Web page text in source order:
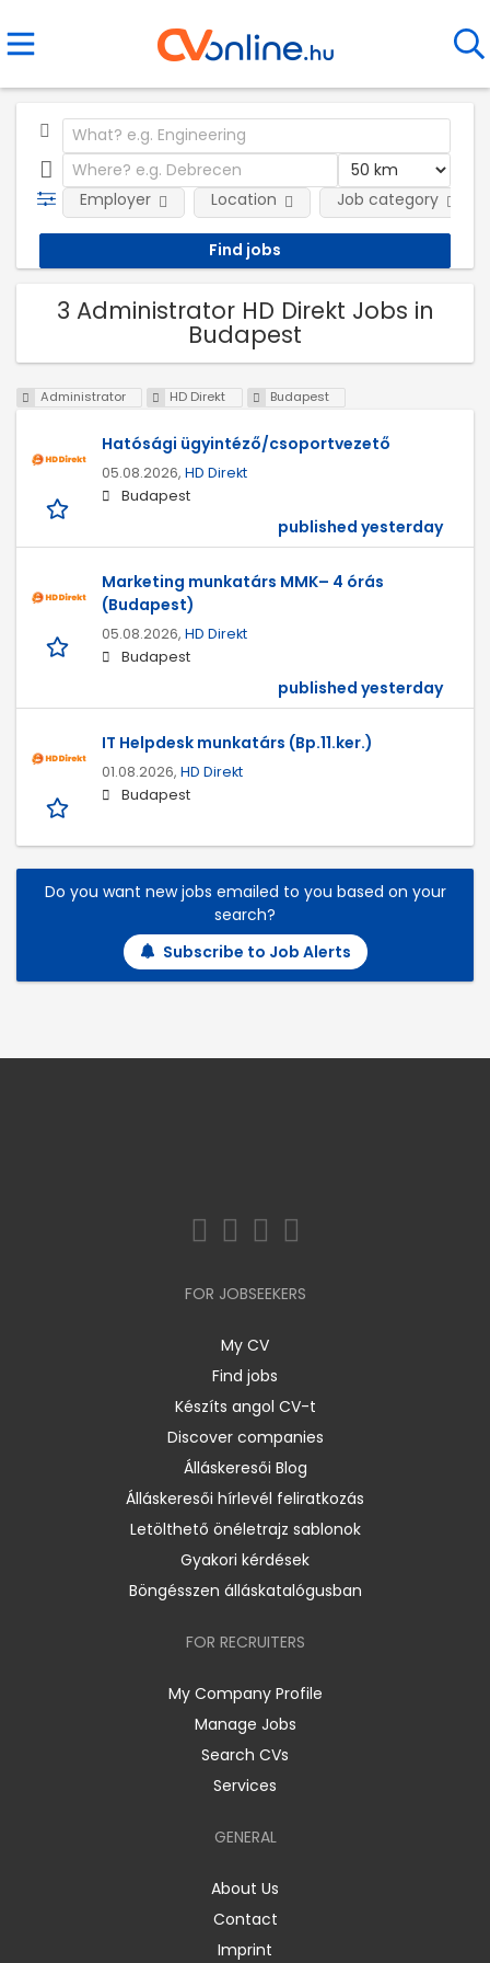
Employer Location Job category
3 Administrator HD Direkt Jobs in
Budapest
Administrator HD Direkt Budapest
Hatósági ügyintéző/csoportvezető
05.08.2026, HD Direkt
Budapest
published yesterday
Marketing munkatárs MMK– 4 órás
(Budapest)
05.08.2026, HD Direkt
Budapest
published yesterday
IT Helpdesk munkatárs (Bp.11.ker.)
01.08.2026, HD Direkt
Budapest
Do you want new jobs emailed to you based on your
search?
Subscribe to Job Alerts
FOR JOBSEEKERS
My CV
Find jobs
Készíts angol CV-t
Discover companies
Álláskeresői Blog
Álláskeresői hírlevél feliratkozás
Letölthető önéletrajz sablonok
Gyakori kérdések
Böngésszen álláskatalógusban
FOR RECRUITERS
My Company Profile
Manage Jobs
Search CVs
Services
GENERAL
About Us
Contact
Imprint